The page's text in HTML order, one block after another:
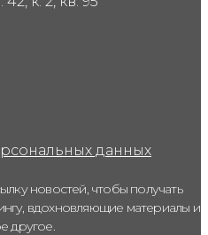
данных
новостей, чтобы получать
вдохновляющие материалы и
другое.